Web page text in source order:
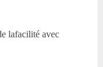
lafacilité avec